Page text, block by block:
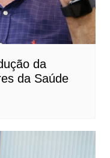
da
da Saúde